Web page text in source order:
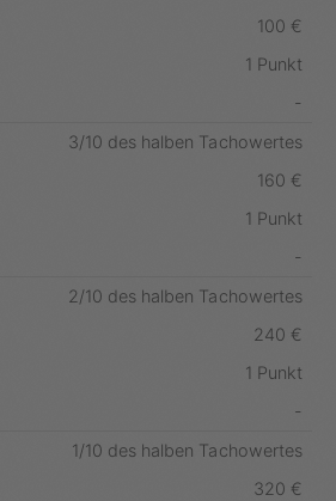
100 €
1 Punkt
-
3/10 des halben Tachowertes
160 €
1 Punkt
-
2/10 des halben Tachowertes
240 €
1 Punkt
-
1/10 des halben Tachowertes
320 €